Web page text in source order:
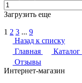
Загрузить еще
1 2 3 ... 9
Назад к списку
Главная
Каталог
Отзывы
Интернет-магазин